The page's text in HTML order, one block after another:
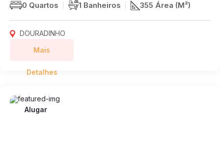
0 Quartos 1 Banheiros 355 Área (M²)
DOURADINHO
Mais
Detalhes
Alugar